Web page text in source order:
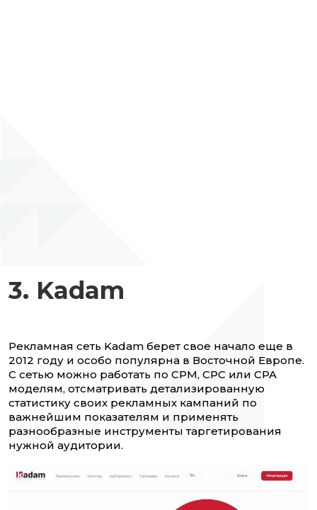
3. Kadam
Рекламная сеть Kadam берет свое начало еще в
2012 году и особо популярна в Восточной Европе.
С сетью можно работать по CPM, CPC или CPA
моделям, отсматривать детализированную
статистику своих рекламных кампаний по
важнейшим показателям и применять
разнообразные инструменты таргетирования
нужной аудитории.